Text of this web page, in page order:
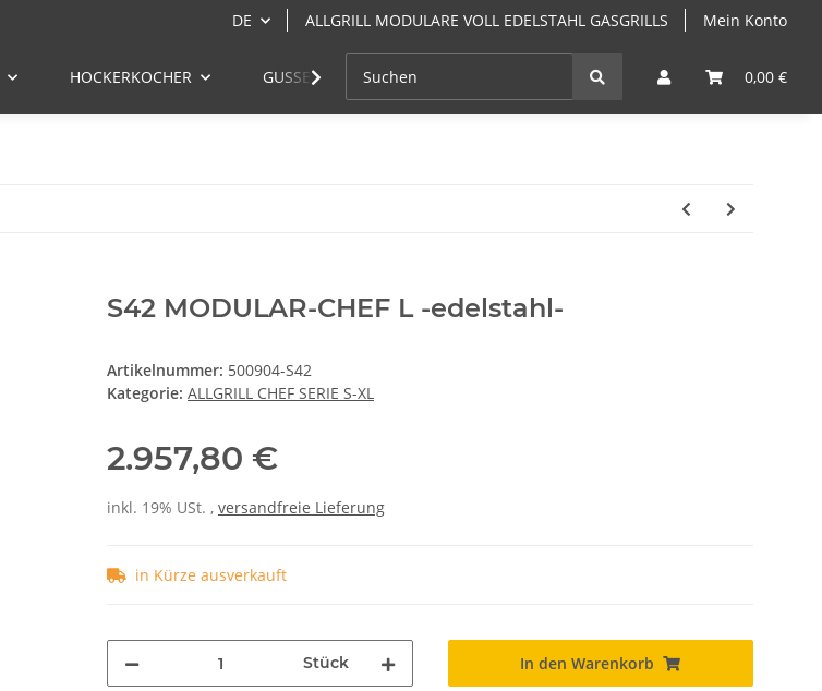
DE ALLGRILL MODULARE VOLL EDELSTAHL GASGRILLS Mein Konto
0,00 €
HOCKERKOCHER GUSSEISEN ANGEBOTE GRILLKURSE & GRILLSEMINARE
S42 MODULAR-CHEF L -edelstahl-
Artikelnummer: 500904-S42
Kategorie: ALLGRILL CHEF SERIE S-XL
2.957,80 €
inkl. 19% USt. , versandfreie Lieferung
in Kürze ausverkauft
Stück In den Warenkorb